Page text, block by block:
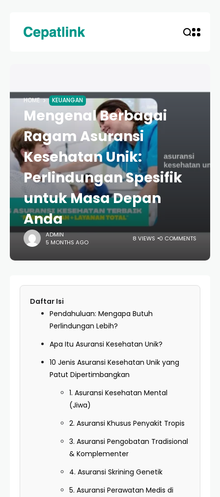
HOME KEUANGAN
Mengenal Berbagai
Ragam Asuransi
Kesehatan Unik:
Perlindungan Spesifik
untuk Masa Depan
Anda
ADMIN
5 MONTHS AGO
8 VIEWS 0 COMMENTS
Daftar Isi
Pendahuluan: Mengapa Butuh
Perlindungan Lebih?
Apa Itu Asuransi Kesehatan Unik?
10 Jenis Asuransi Kesehatan Unik yang
Patut Dipertimbangkan
1. Asuransi Kesehatan Mental
(Jiwa)
2. Asuransi Khusus Penyakit Tropis
3. Asuransi Pengobatan Tradisional
& Komplementer
4. Asuransi Skrining Genetik
5. Asuransi Perawatan Medis di